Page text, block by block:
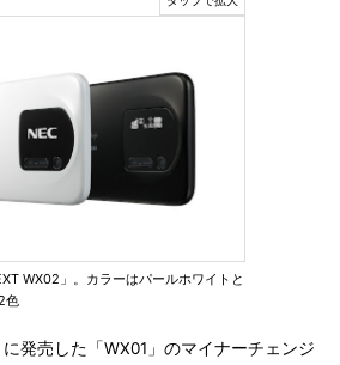
WX02」。カラーはパールホワイトと
色
発売した「WX01」のマイナーチェンジ